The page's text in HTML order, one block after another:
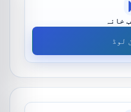
خانہ
لوڈ